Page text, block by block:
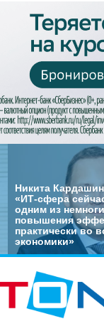
Никита
«ИТ-сфера
одним из
повышения
практически во
экономики»